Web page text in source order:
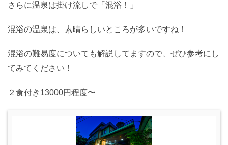
さらに温泉は掛け流しで「混浴！」
混浴の温泉は、素晴らしいところが多いですね！
混浴の難易度についても解説してますので、ぜひ参考にし
てみてください！
２食付き13000円程度〜